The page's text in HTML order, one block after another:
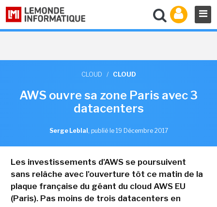
CLOUD / CLOUD
AWS ouvre sa zone Paris avec 3
datacenters
Serge Leblal , publié le 19 Décembre 2017
Les investissements d'AWS se poursuivent
sans relâche avec l'ouverture tôt ce matin de la
plaque française du géant du cloud AWS EU
(Paris). Pas moins de trois datacenters en